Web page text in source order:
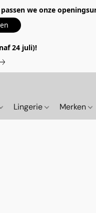
we onze
24 juli)!
Lingerie Merken